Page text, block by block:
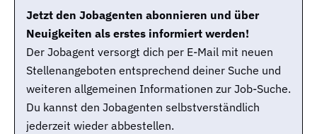
Jetzt den Jobagenten abonnieren und über
Neuigkeiten als erstes informiert werden!
Der Jobagent versorgt dich per E-Mail mit neuen
Stellenangeboten entsprechend deiner Suche und
weiteren allgemeinen Informationen zur Job-Suche.
Du kannst den Jobagenten selbstverständlich
jederzeit wieder abbestellen.